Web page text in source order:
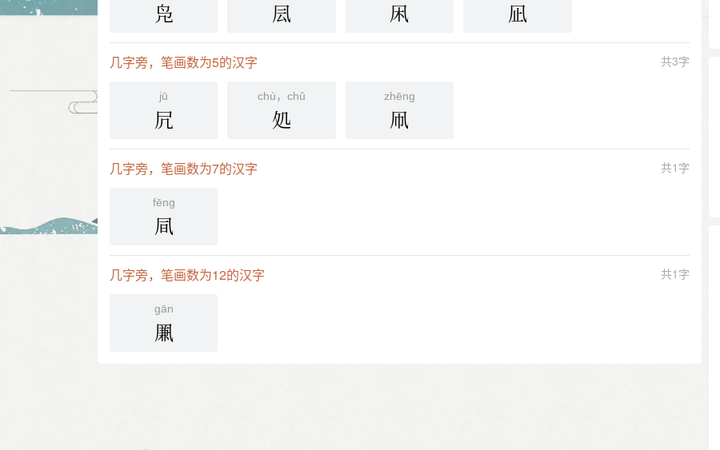
凫 凨 凩 凪
共3字
几字旁，笔画数为5的汉字
jū
凥
chù，chǔ
処
zhēng
凧
共1字
几字旁，笔画数为7的汉字
fēng
凬
共1字
几字旁，笔画数为12的汉字
gān
凲